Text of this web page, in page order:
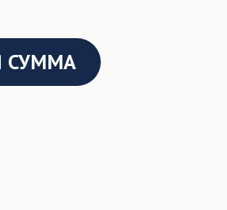
СУММА